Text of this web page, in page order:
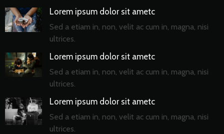
Lorem ipsum dolor sit ametc
Sed a etiam in, non, velit ac cum in, magna, nisi
ultrices.
Lorem ipsum dolor sit ametc
Sed a etiam in, non, velit ac cum in, magna, nisi
ultrices.
Lorem ipsum dolor sit ametc
Sed a etiam in, non, velit ac cum in, magna, nisi
ultrices.